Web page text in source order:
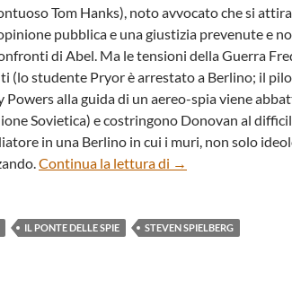
Tom Hanks), noto avvocato che si
pubblica e una giustizia prevenute e
di Abel. Ma le tensioni della Guerra
(lo studente Pryor è arrestato a Berlino; il
Powers alla guida di un aereo-spia viene
Sovietica) e costringono Donovan al
in una Berlino in cui i muri, non solo
Continua la lettura di “Bridge of Spies”
→
IL PONTE DELLE SPIE STEVEN SPIELBERG